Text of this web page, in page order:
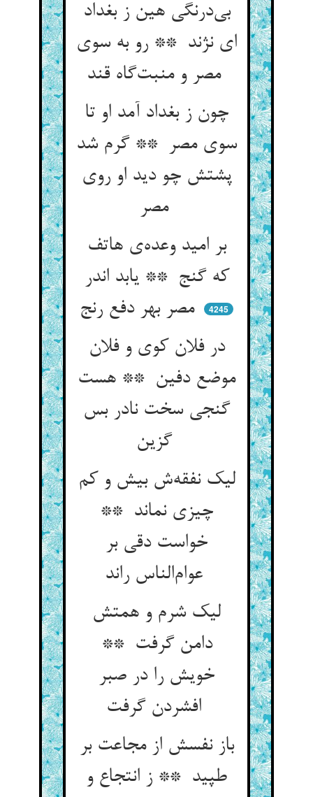
بی‌درنگی هین ز بغداد
ای نژند ** رو به سوی
مصر و منبت‌گاه قند
چون ز بغداد آمد او تا
سوی مصر ** گرم شد
پشتش چو دید او روی
مصر
بر امید وعده‌ی هاتف
که گنج ** یابد اندر
مصر بهر دفع رنج
4245
در فلان کوی و فلان
موضع دفین ** هست
گنجی سخت نادر بس
گزین
لیک نفقه‌ش بیش و کم
چیزی نماند **
خواست دقی بر
لیک شرم و همتش
دامن گرفت **
خویش را در صبر
باز نفسش از مجاعت بر
طپید ** ز انتجاع و